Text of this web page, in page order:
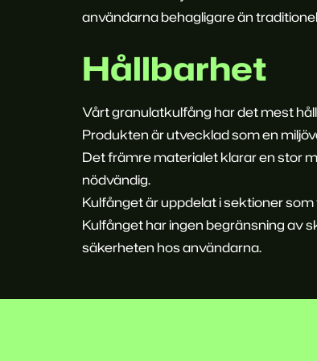
användarna behagligare än
Hållbarhet
Vårt granulatkulfång har det mest
Produkten är utvecklad som en
Det främre materialet klarar en stor
nödvändig.
Kulfånget är uppdelat i sektioner
Kulfånget har ingen begränsning av
säkerheten hos användarna.